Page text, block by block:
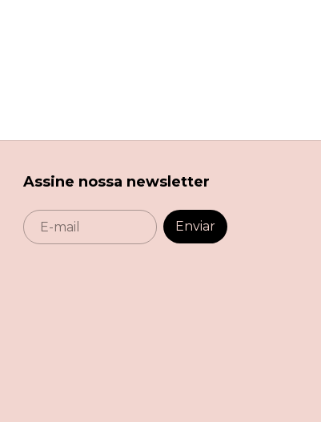
Assine nossa newsletter